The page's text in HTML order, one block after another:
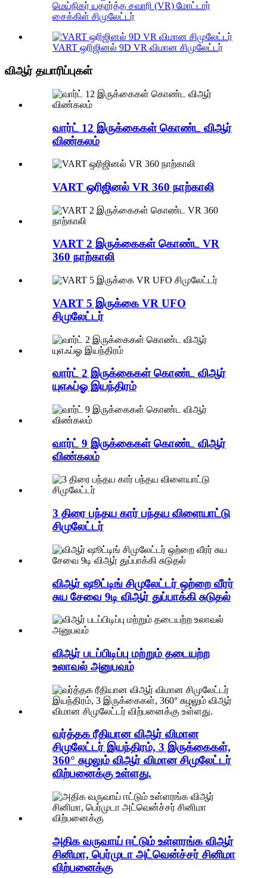
மெய்நிகர் யதார்த்த சவாரி (VR) மோட்டார்
சைக்கிள் சிமுலேட்டர்
VART ஒரிஜினல் 9D VR விமான சிமுலேட்டர்
விஆர் தயாரிப்புகள்
வார்ட் 12 இருக்கைகள் கொண்ட விஆர்
விண்கலம்
VART ஒரிஜினல் VR 360 நாற்காலி
VART 2 இருக்கைகள் கொண்ட VR
360 நாற்காலி
VART 5 இருக்கை VR UFO
சிமுலேட்டர்
வார்ட் 2 இருக்கைகள் கொண்ட விஆர்
யுஎஃப்ஓ இயந்திரம்
வார்ட் 9 இருக்கைகள் கொண்ட விஆர்
விண்கலம்
3 திரை பந்தய கார் பந்தய விளையாட்டு
சிமுலேட்டர்
விஆர் ஷூட்டிங் சிமுலேட்டர் ஒற்றை வீரர்
சுய சேவை 9டி விஆர் துப்பாக்கி சுடுதல்
விஆர் படப்பிடிப்பு மற்றும் தடையற்ற
உலாவல் அனுபவம்
வர்த்தக ரீதியான விஆர் விமான
சிமுலேட்டர் இயந்திரம், 3 இருக்கைகள்,
360° சுழலும் விஆர் விமான சிமுலேட்டர்
விற்பனைக்கு உள்ளது.
அதிக வருவாய் ஈட்டும் உள்ளரங்க விஆர்
சினிமா, பெர்முடா அட்வென்ச்சர் சினிமா
விற்பனைக்கு